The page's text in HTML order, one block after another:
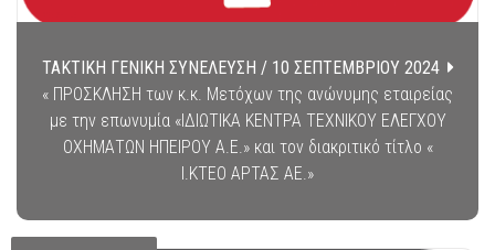
ΤΑΚΤΙΚΗ ΓΕΝΙΚΗ ΣΥΝΕΛΕΥΣΗ / 10 ΣΕΠΤΕΜΒΡΙΟΥ 2024
« ΠΡΟΣΚΛΗΣΗ των κ.κ. Μετόχων της ανώνυμης εταιρείας
με την επωνυμία «ΙΔΙΩΤΙΚΑ ΚΕΝΤΡΑ ΤΕΧΝΙΚΟΥ ΕΛΕΓΧΟΥ
ΟΧΗΜΑΤΩΝ ΗΠΕΙΡΟΥ Α.Ε.» και τον διακριτικό τίτλο «
Ι.ΚΤΕΟ ΑΡΤΑΣ ΑΕ.»